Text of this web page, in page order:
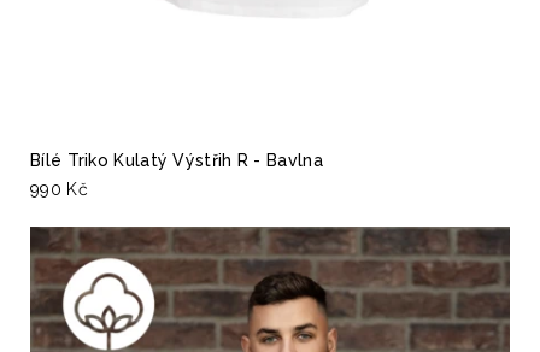
Bílé Triko Kulatý Výstřih R - Bavlna
990 Kč